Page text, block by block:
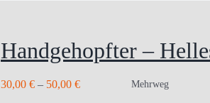
Handgehopfter –
30,00 € – 50,00 € Mehrweg